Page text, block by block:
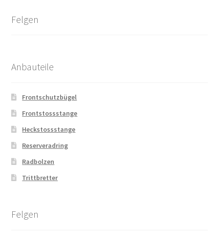
Felgen
Anbauteile
Frontschutzbügel
Frontstossstange
Heckstossstange
Reserveradring
Radbolzen
Trittbretter
Felgen